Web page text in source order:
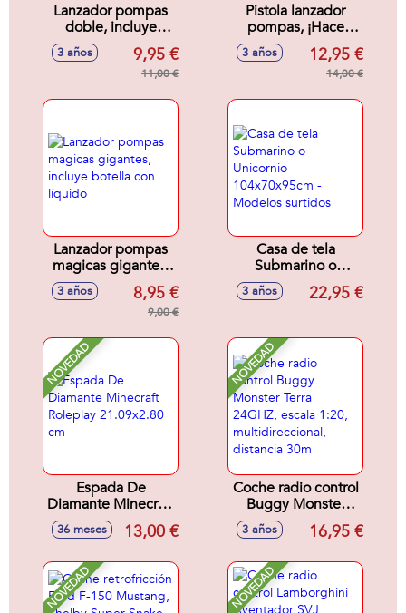
Lanzador pompas
doble, incluye
botella con líquido
3 años 9,95 €
11,00 €
Pistola lanzador
pompas, ¡Hace
pompas dentro de
la pompa gigante!
incluye botella con
3 años 12,95 €
14,00 €
Lanzador pompas
magicas gigantes,
incluye botella con
líquido
3 años 8,95 €
9,00 €
Casa de tela
Submarino o
Unicornio
104x70x95cm -
3 años 22,95 €
NOVEDAD
Espada De
Diamante Minecraft
Roleplay
21.09x2.80 cm
36 meses 13,00 €
NOVEDAD
Coche radio control
Buggy Monster
Terra 24GHZ,
escala 1:20,
distancia 30m
3 años 16,95 €
NOVEDAD NOVEDAD